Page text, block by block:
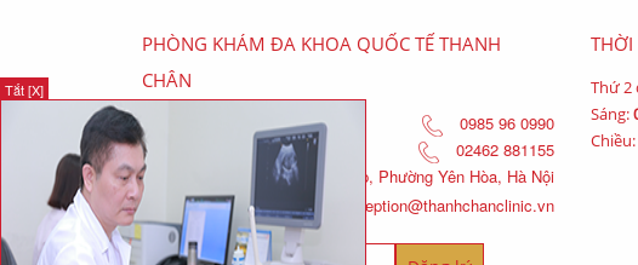
PHÒNG KHÁM ĐA KHOA QUỐC TẾ THANH
CHÂN
0985 96 0990
02462 881155
Số 6, Nguyễn Thị Thập, Phường Yên Hòa, Hà Nội
reception@thanhchanclinic.vn
THỜI
Thứ 2
Sáng:
Chiều:
Tắt [X]